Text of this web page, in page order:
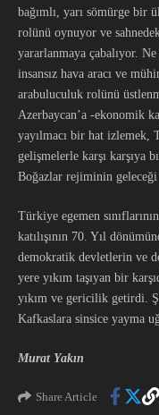
bağımlı, yarı sömürge bir
rolünü oynuyor ve
yararlanmaya çabalıyor.
insansız hava aracı ve
arabuluculuk rolünü
Azerbaycan’a -ekonomik
yayılmacı bir hat izlemek,
gelişmelerle karşı karşıya
Boğazlar rejiminin geleceği
Türkiye egemen
katılışının 70. Yıl
demokratik devletlerin ve
yere yıkım taşıyan bir
yıkım ve gericilik getirdi.
Kafkaslara sinsice yayma
Murat Yakın
Share Article